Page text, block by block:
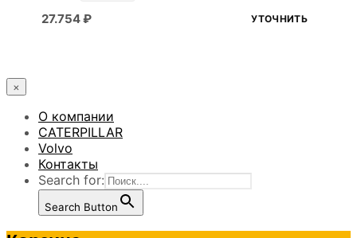
27.754₽ УТОЧНИТЬ
×
О компании
CATERPILLAR
Volvo
Контакты
Search for:
Search Button